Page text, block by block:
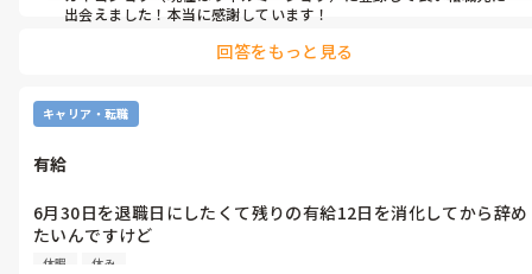
出会えました！本当に感謝しています！
回答をもっと見る
キャリア・転職
有給
6月30日を退職日にしたくて残りの有給12日を消化してから辞め
たいんですけど
元々休みの日も有給消化の日数に含まれるのか、シフト上の出勤
休暇 休み